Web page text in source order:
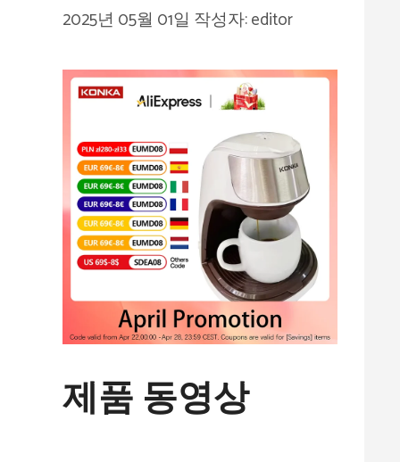
2025년 05월 01일 작성자:editor
제품 동영상